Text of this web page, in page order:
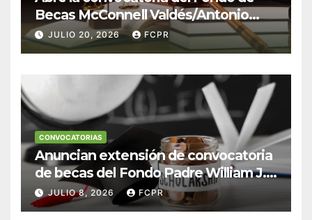
Becas McConnell Valdés/Antonio
Escudero Viera para estudiantes de
Derecho en Puerto Rico
JULIO 20, 2026 FCPR
CONVOCATORIAS
Anuncian extensión de convocatoria
de becas del Fondo Padre William J.
Hendricks, SJ para estudiantes del
Colegio San Ignacio
JULIO 8, 2026 FCPR